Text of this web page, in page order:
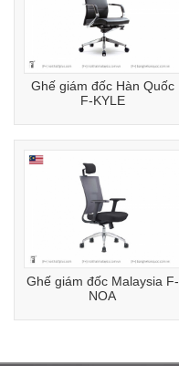
Ghế giám đốc Hàn Quốc
F-KYLE
Ghế giám đốc Malaysia F-
NOA